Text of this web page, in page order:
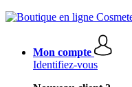
Mon compte
Identifiez-vous